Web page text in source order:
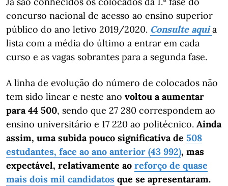
concurso nacional de acesso ao ensino superior
público do ano letivo 2019/2020. Consulte aqui a
lista com a média do último a entrar em cada
curso e as vagas sobrantes para a segunda fase.
A linha de evolução do número de colocados não
tem sido linear e neste ano voltou a aumentar
para 44 500, sendo que 27 280 correspondem ao
ensino universitário e 17 220 ao politécnico. Ainda
assim, uma subida pouco significativa de 508
estudantes, face ao ano anterior (43 992), mas
expectável, relativamente ao reforço de quase
mais dois mil candidatos que se apresentaram.